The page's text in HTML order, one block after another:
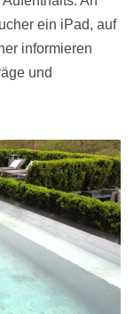
ein iPad, auf
informieren
und